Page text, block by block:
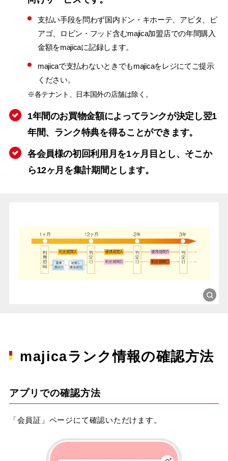
支払い手段を問わず国内ドン・キホーテ、アピタ、ピ
アゴ、ロビン・フッド含むmajica加盟店での年間購入
金額をmajicaに記録します。
majicaで支払わないときでもmajicaをレジにてご提示
ください。
※各テナント、日本国外の店舗は除く。
1年間のお買物金額によってランクが決定し翌1
年間、ランク特典を得ることができます。
各会員様の初回利用月を1ヶ月目とし、そこか
ら12ヶ月を集計期間とします。
majicaランク情報の確認方法
アプリでの確認方法
「会員証」ページにて確認いただけます。